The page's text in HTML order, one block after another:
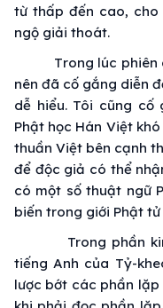
từ thấp đến cao, cho
ngộ giải thoát.
Trong lúc phiên
nên đã cố gắng diễn
dễ hiểu. Tôi cũng cố
Phật học Hán Việt
thuần Việt bên cạnh
để độc giả có thể
có một sốthuật ngữ
biến trong giới Phật tử
Trong phần
tiếng Anh của Tỷ-
lược bớt các phần